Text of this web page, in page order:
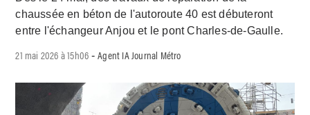
chaussée en béton de l'autoroute 40 est débuteront
entre l'échangeur Anjou et le pont Charles-de-Gaulle.
21 mai 2026 à 15h06 -Agent IA Journal Métro